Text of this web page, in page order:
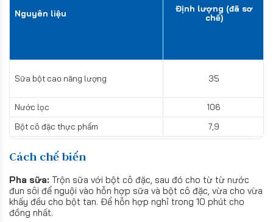
Nguyên liệu
Định lượng (đã sơ
chế)
Sữa bột cao năng lượng 35
Nước lọc
106
Bột cô đặc thực phẩm
7,9
Cách chế biến
Pha sữa: Trộn sữa với bột cô đặc, sau đó cho từ từ nước
đun sôi để nguội vào hỗn hợp sữa và bột cô đặc, vừa cho vừa
khấy đều cho bột tan. Để hỗn hợp nghỉ trong 10 phút cho
đồng nhất.